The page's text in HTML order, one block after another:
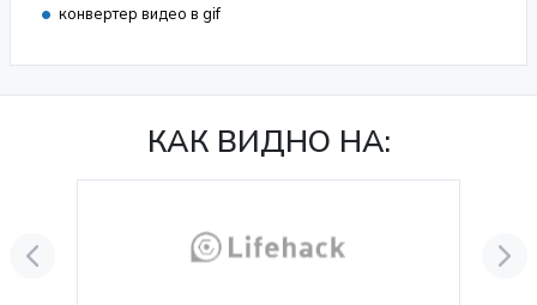
конвертер видео в gif
КАК ВИДНО НА: